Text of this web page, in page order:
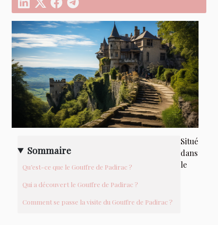
Sommaire
Qu’est-ce que le Gouffre de Padirac ?
Qui a découvert le Gouffre de Padirac ?
Comment se passe la visite du Gouffre de Padirac ?
Situé
dans
le